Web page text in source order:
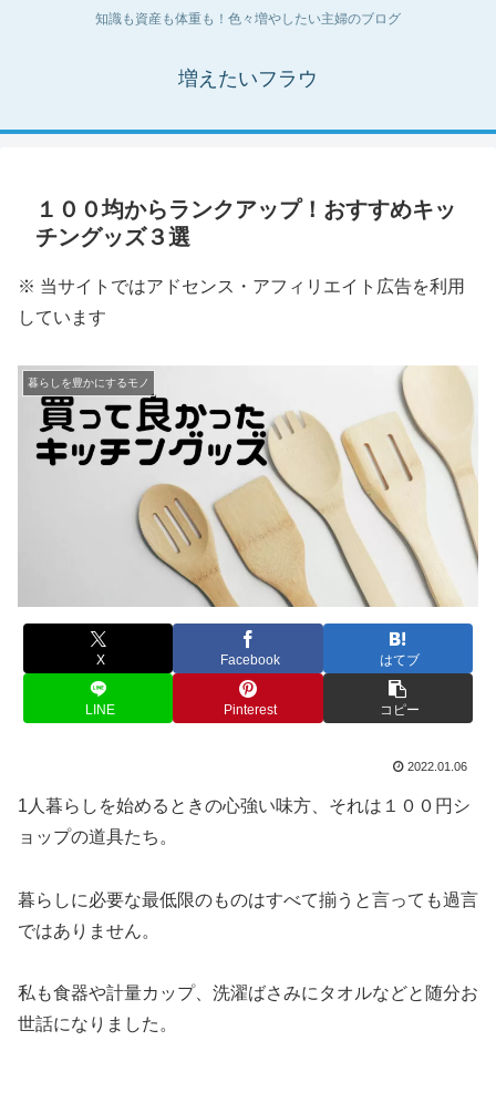
知識も資産も体重も！色々増やしたい主婦のブログ
増えたいフラウ
１００均からランクアップ！おすすめキッ
チングッズ３選
※ 当サイトではアドセンス・アフィリエイト広告を利用
しています
暮らしを豊かにするモノ
X Facebook はてブ
LINE Pinterest コピー
2022.01.06
1人暮らしを始めるときの心強い味方、それは１００円シ
ョップの道具たち。
暮らしに必要な最低限のものはすべて揃うと言っても過言
ではありません。
私も食器や計量カップ、洗濯ばさみにタオルなどと随分お
世話になりました。